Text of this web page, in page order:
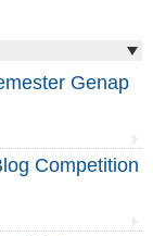
Genap
Competition